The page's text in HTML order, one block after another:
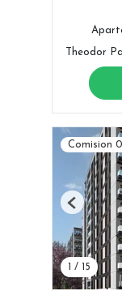
Theodor
Comision
1 / 15
Previous